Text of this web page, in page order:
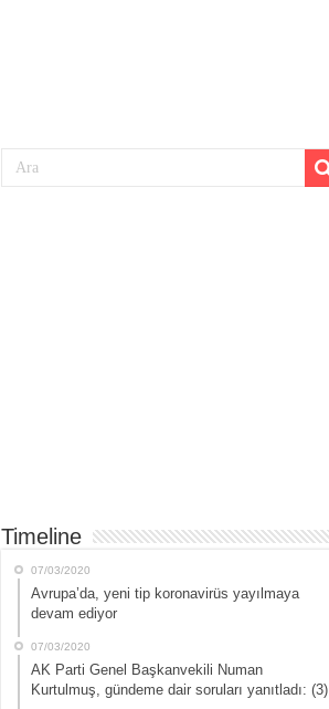
Timeline
07/03/2020
Avrupa’da, yeni tip koronavirüs yayılmaya
devam ediyor
07/03/2020
AK Parti Genel Başkanvekili Numan
Kurtulmuş, gündeme dair soruları yanıtladı: (3)